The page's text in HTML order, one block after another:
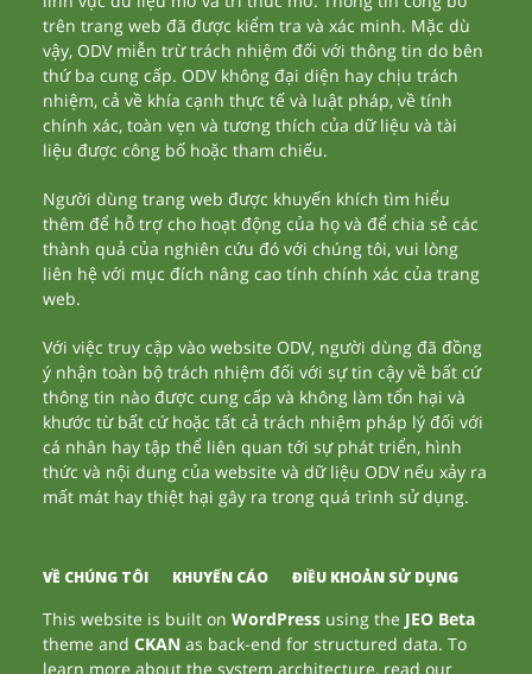
trên trang web đã được kiểm tra và xác minh. Mặc dù
vậy, ODV miễn trừ trách nhiệm đối với thông tin do bên
thứ ba cung cấp. ODV không đại diện hay chịu trách
nhiệm, cả về khía cạnh thực tế và luật pháp, về tính
chính xác, toàn vẹn và tương thích của dữ liệu và tài
liệu được công bố hoặc tham chiếu.
Người dùng trang web được khuyến khích tìm hiểu
thêm để hỗ trợ cho hoạt động của họ và để chia sẻ các
thành quả của nghiên cứu đó với chúng tôi, vui lòng
liên hệ với mục đích nâng cao tính chính xác của trang
web.
Với việc truy cập vào website ODV, người dùng đã đồng
ý nhận toàn bộ trách nhiệm đối với sự tin cậy về bất cứ
thông tin nào được cung cấp và không làm tổn hại và
khước từ bất cứ hoặc tất cả trách nhiệm pháp lý đối với
cá nhân hay tập thể liên quan tới sự phát triển, hình
thức và nội dung của website và dữ liệu ODV nếu xảy ra
mất mát hay thiệt hại gây ra trong quá trình sử dụng.
VỀ CHÚNG TÔI KHUYẾN CÁO ĐIỀU KHOẢN SỬ DỤNG
This website is built onWordPress using the JEO Beta
theme andCKAN as back-end for structured data. To
learn more about the system architecture, read our